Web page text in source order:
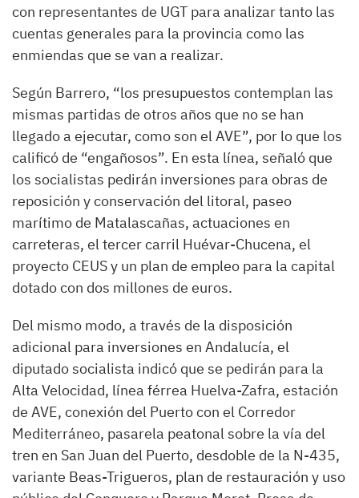
con representantes de UGT para analizar tanto las
cuentas generales para la provincia como las
enmiendas que se van a realizar.
Según Barrero, “los presupuestos contemplan las
mismas partidas de otros años que no se han
llegado a ejecutar, como son el AVE”, por lo que los
calificó de “engañosos”. En esta línea, señaló que
los socialistas pedirán inversiones para obras de
reposición y conservación del litoral, paseo
marítimo de Matalascañas, actuaciones en
carreteras, el tercer carril Huévar-Chucena, el
proyecto CEUS y un plan de empleo para la capital
dotado con dos millones de euros.
Del mismo modo, a través de la disposición
adicional para inversiones en Andalucía, el
diputado socialista indicó que se pedirán para la
Alta Velocidad, línea férrea Huelva-Zafra, estación
de AVE, conexión del Puerto con el Corredor
Mediterráneo, pasarela peatonal sobre la vía del
tren en San Juan del Puerto, desdoble de la N-435,
variante Beas-Trigueros, plan de restauración y uso